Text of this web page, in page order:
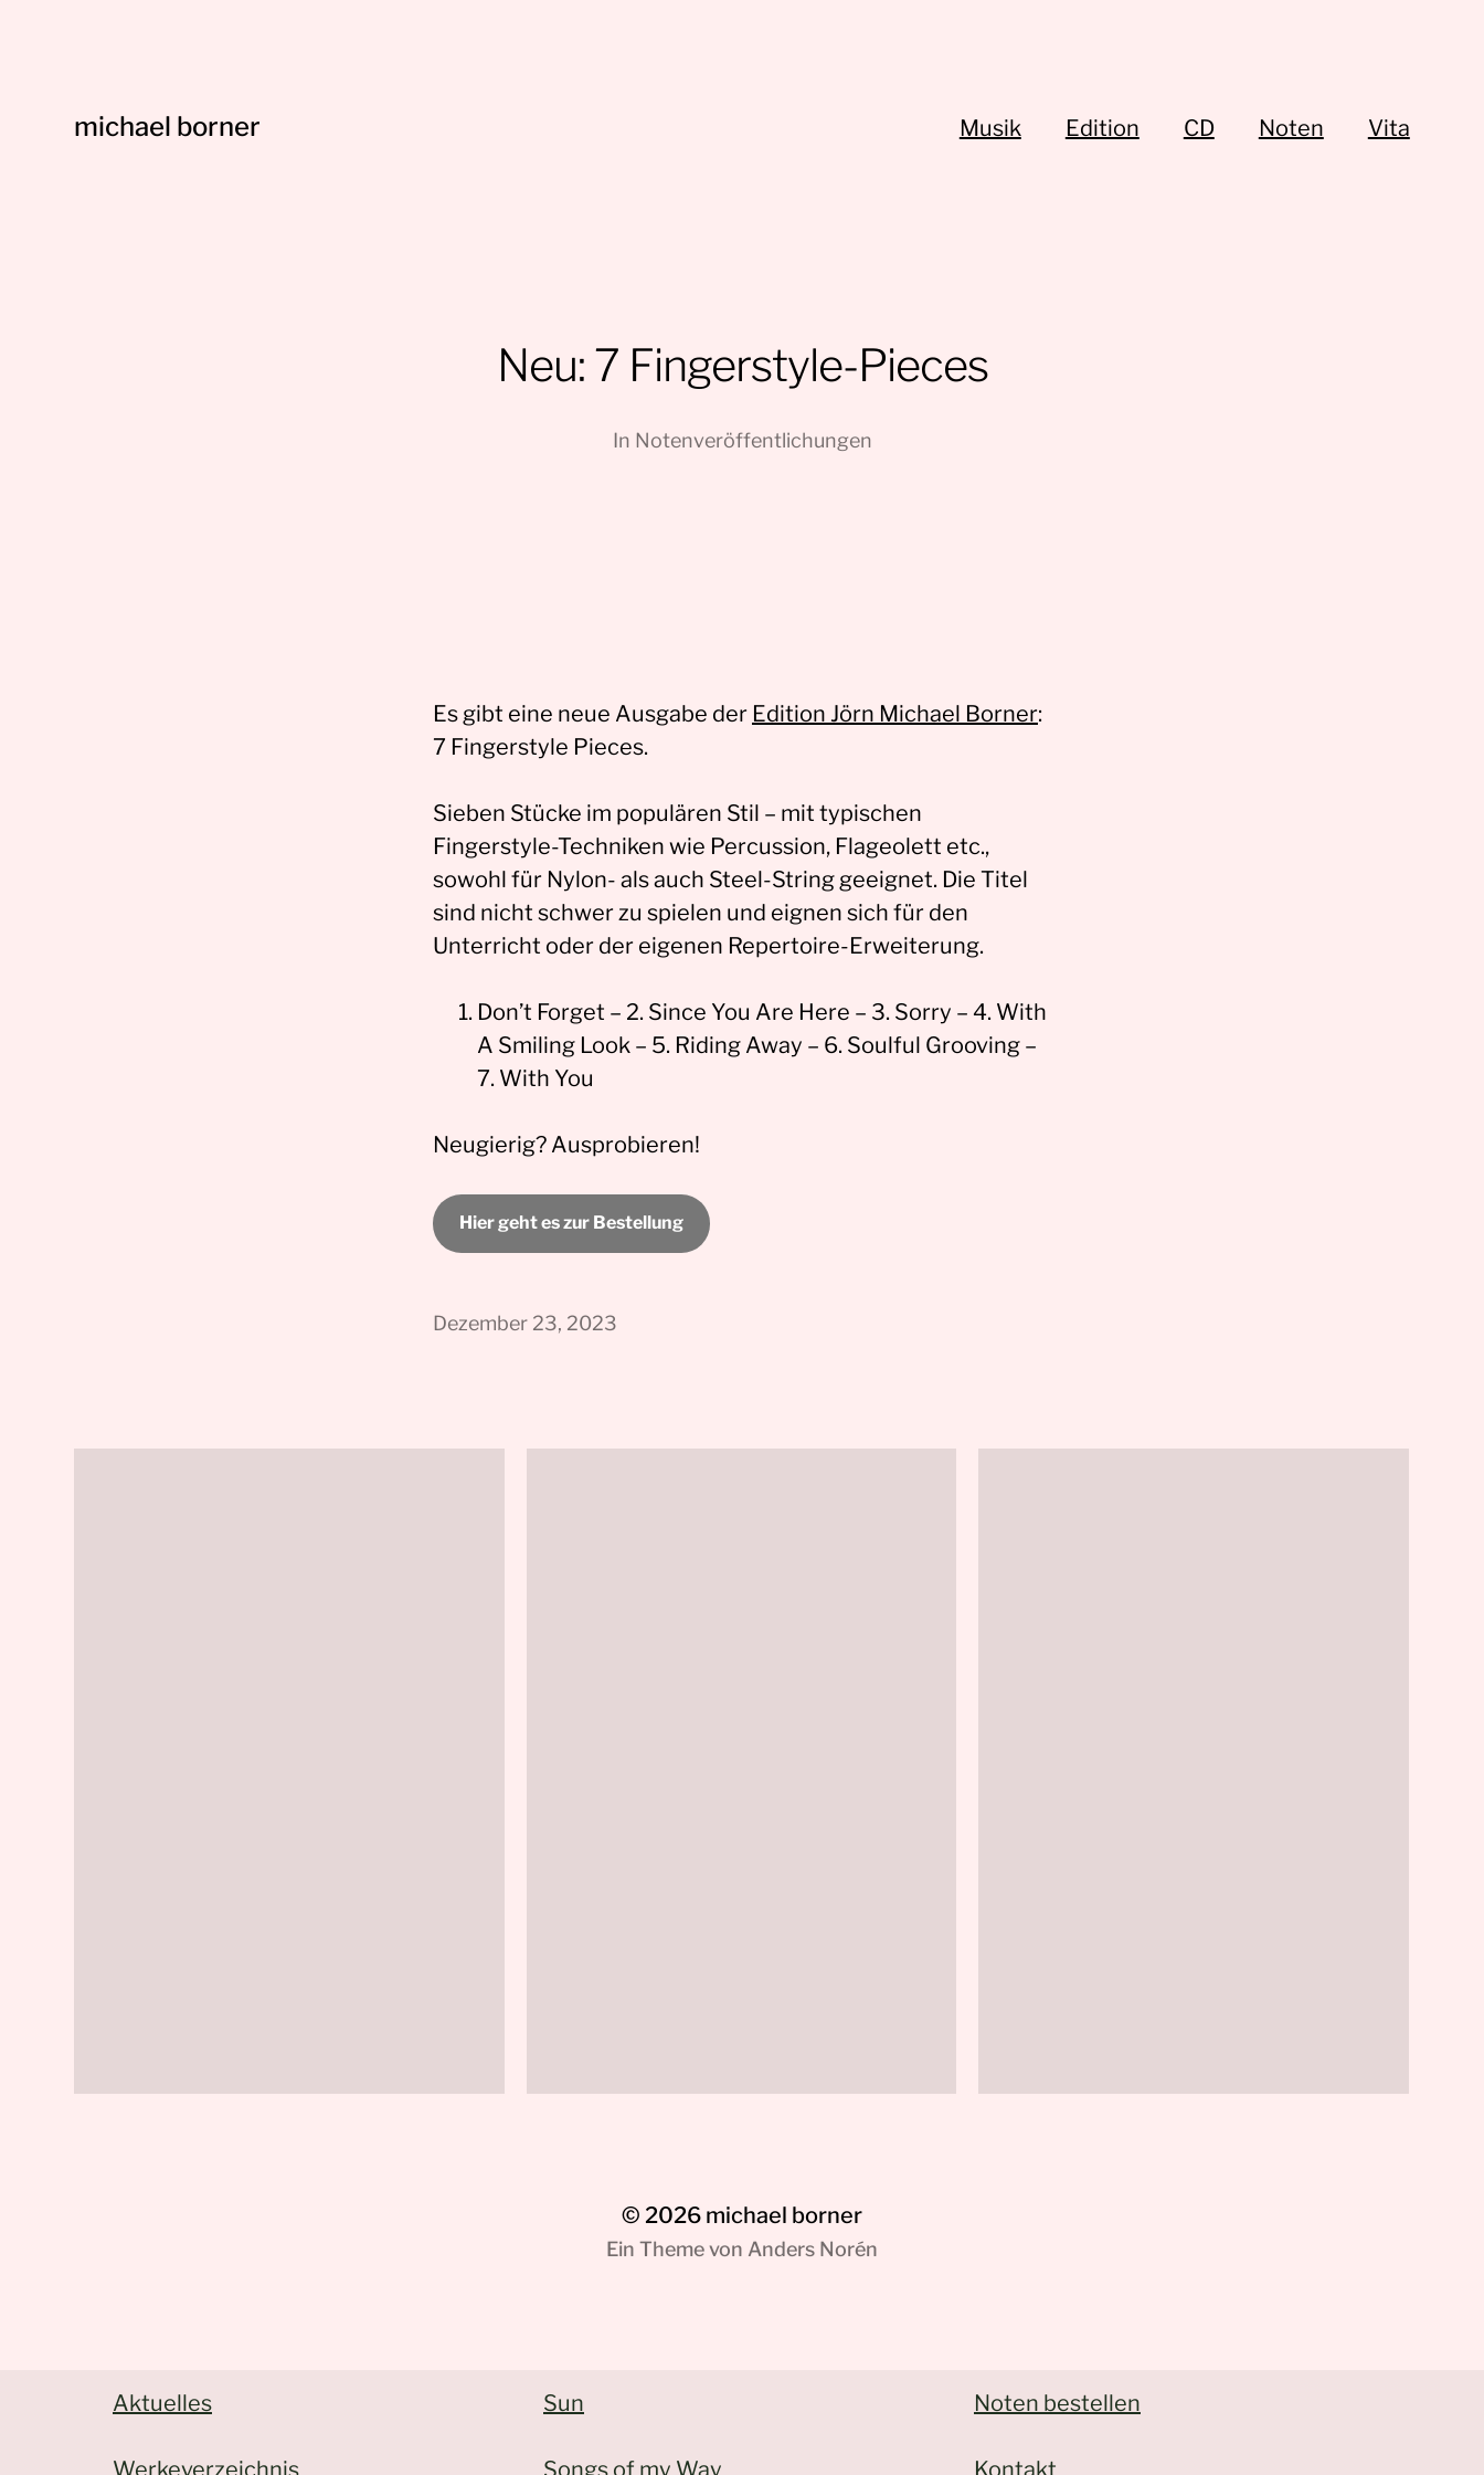
michael borner Musik Edition CD Noten Vita
Neu: 7 Fingerstyle-Pieces
In Notenveröffentlichungen
Es gibt eine neue Ausgabe der Edition Jörn Michael Borner:
7 Fingerstyle Pieces.
Sieben Stücke im populären Stil – mit typischen
Fingerstyle-Techniken wie Percussion, Flageolett etc.,
sowohl für Nylon- als auch Steel-String geeignet. Die Titel
sind nicht schwer zu spielen und eignen sich für den
Unterricht oder der eigenen Repertoire-Erweiterung.
Don’t Forget – 2. Since You Are Here – 3. Sorry – 4. With
A Smiling Look – 5. Riding Away – 6. Soulful Grooving –
7. With You
Neugierig? Ausprobieren!
Hier geht es zur Bestellung
Dezember 23, 2023
© 2026 michael borner
Ein Theme von Anders Norén
Aktuelles
Werkeverzeichnis
Sun
Songs of my Way
Noten bestellen
Kontakt